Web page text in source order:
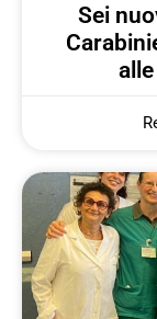
Sei